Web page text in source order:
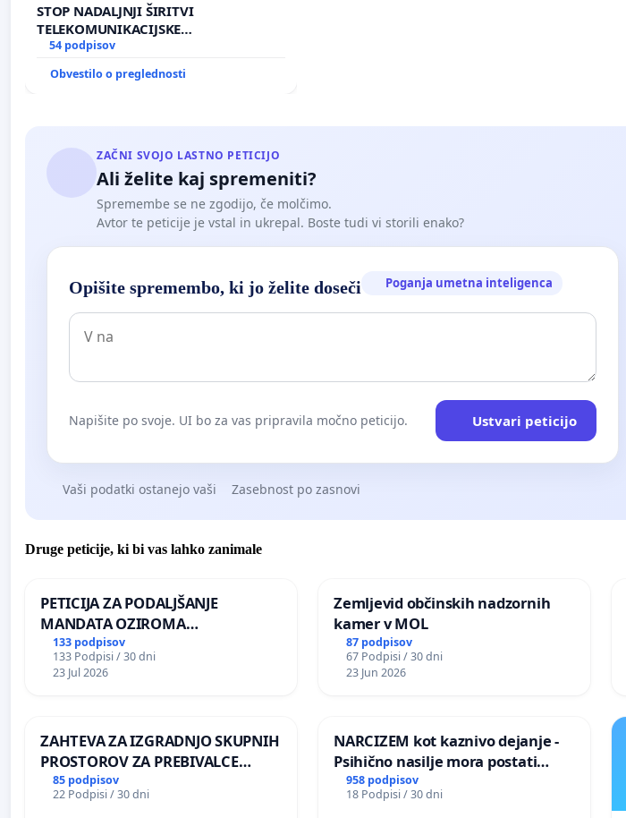
STOP NADALJNJI ŠIRITVI
TELEKOMUNIKACIJSKE
INFRASTRUKTURE IN DODATNIH
54 podpisov
Obvestilo o preglednosti
ZAČNI SVOJO LASTNO PETICIJO
Ali želite kaj spremeniti?
Spremembe se ne zgodijo, če molčimo.
Avtor te peticije je vstal in ukrepal. Boste tudi vi storili enako?
Opišite spremembo, ki jo želite doseči Poganja umetna inteligenca
Napišite po svoje. UI bo za vas pripravila močno peticijo. Ustvari peticijo
Vaši podatki ostanejo vaši Zasebnost po zasnovi
Druge peticije, ki bi vas lahko zanimale
PETICIJA ZA PODALJŠANJE
MANDATA OZIROMA
ČIMPREJŠNJO PONOVNO
NAPOTITEV GOSPODA BERNARDA
ŠRAJNERJA NA VELEPOSLANIŠTVO
133 podpisov
133 Podpisi / 30 dni
23 Jul 2026
Zemljevid občinskih nadzornih
kamer v MOL
87 podpisov
67 Podpisi / 30 dni
23 Jun 2026
ZAHTEVA ZA IZGRADNJO SKUPNIH
PROSTOROV ZA PREBIVALCE
KRAJEVNE SKUPNOSTI
PRESTRANEK
85 podpisov
22 Podpisi / 30 dni
NARCIZEM kot kaznivo dejanje -
Psihično nasilje mora postati
enako prepoznano kot fizično
nasilje
958 podpisov
18 Podpisi / 30 dni